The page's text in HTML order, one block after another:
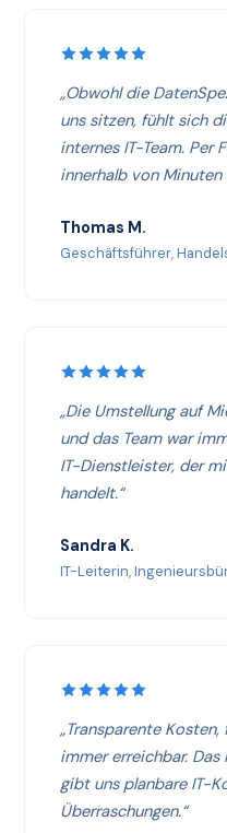
„Obwohl die
uns sitzen, fühlt sich
internes IT-Team. Per
innerhalb von Minuten
Thomas M.
Geschäftsführer,
„Die Umstellung auf
und das Team war
IT-Dienstleister, der
handelt.“
Sandra K.
IT-Leiterin,
„Transparente
immer erreichbar.
gibt uns planbare IT-
Überraschungen.“